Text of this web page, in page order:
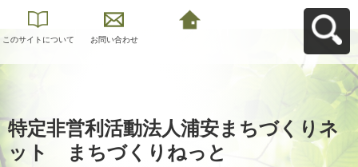
このサイトについて お問い合わせ
特定非営利活動法人浦安まちづくりネ
ット まちづくりねっと